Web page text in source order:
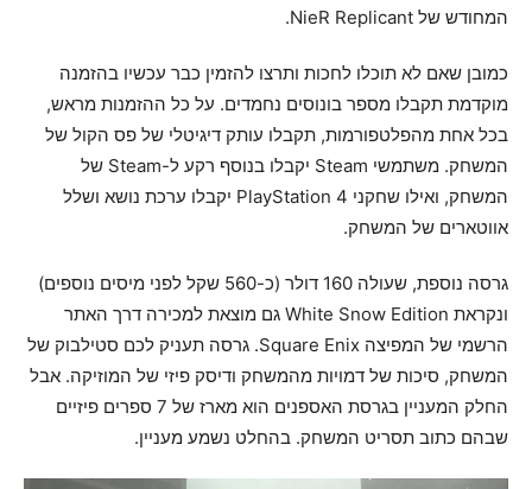
המחודש של NieR Replicant.
כמובן שאם לא תוכלו לחכות ותרצו להזמין כבר עכשיו בהזמנה
מוקדמת תקבלו מספר בונוסים נחמדים. על כל ההזמנות מראש,
בכל אחת מהפלטפורמות, תקבלו עותק דיגיטלי של פס הקול של
המשחק. משתמשי Steam יקבלו בנוסף רקע ל-Steam של
המשחק, ואילו שחקני PlayStation 4 יקבלו ערכת נושא ושלל
אווטארים של המשחק.
גרסה נוספת, שעולה 160 דולר (כ-560 שקל לפני מיסים נוספים)
ונקראת White Snow Edition גם מוצאת למכירה דרך האתר
הרשמי של המפיצה Square Enix. גרסה תעניק לכם סטילבוק של
המשחק, סיכות של דמויות מהמשחק ודיסק פיזי של המוזיקה. אבל
החלק המעניין בגרסת האספנים הוא מארז של 7 ספרים פיזיים
שבהם כתוב תסריט המשחק. בהחלט נשמע מעניין.